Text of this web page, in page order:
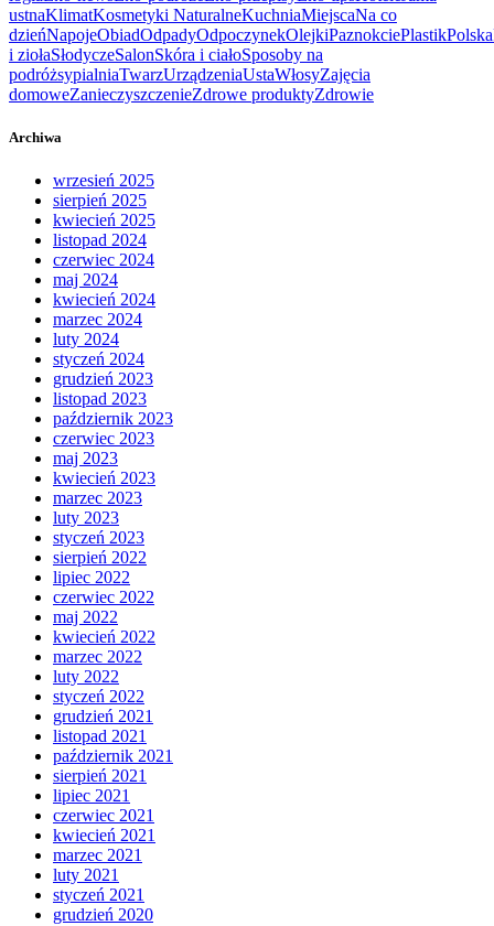
ustnaKlimatKosmetyki NaturalneKuchniaMiejscaNa co
dzieńNapojeObiadOdpadyOdpoczynekOlejkiPaznokciePlastikPolska
i ziołaSłodyczeSalonSkóra i ciałoSposoby na
podróżsypialniaTwarzUrządzeniaUstaWłosyZajęcia
domoweZanieczyszczenieZdrowe produktyZdrowie
Archiwa
wrzesień 2025
sierpień 2025
kwiecień 2025
listopad 2024
czerwiec 2024
maj 2024
kwiecień 2024
marzec 2024
luty 2024
styczeń 2024
grudzień 2023
listopad 2023
październik 2023
czerwiec 2023
maj 2023
kwiecień 2023
marzec 2023
luty 2023
styczeń 2023
sierpień 2022
lipiec 2022
czerwiec 2022
maj 2022
kwiecień 2022
marzec 2022
luty 2022
styczeń 2022
grudzień 2021
listopad 2021
październik 2021
sierpień 2021
lipiec 2021
czerwiec 2021
kwiecień 2021
marzec 2021
luty 2021
styczeń 2021
grudzień 2020